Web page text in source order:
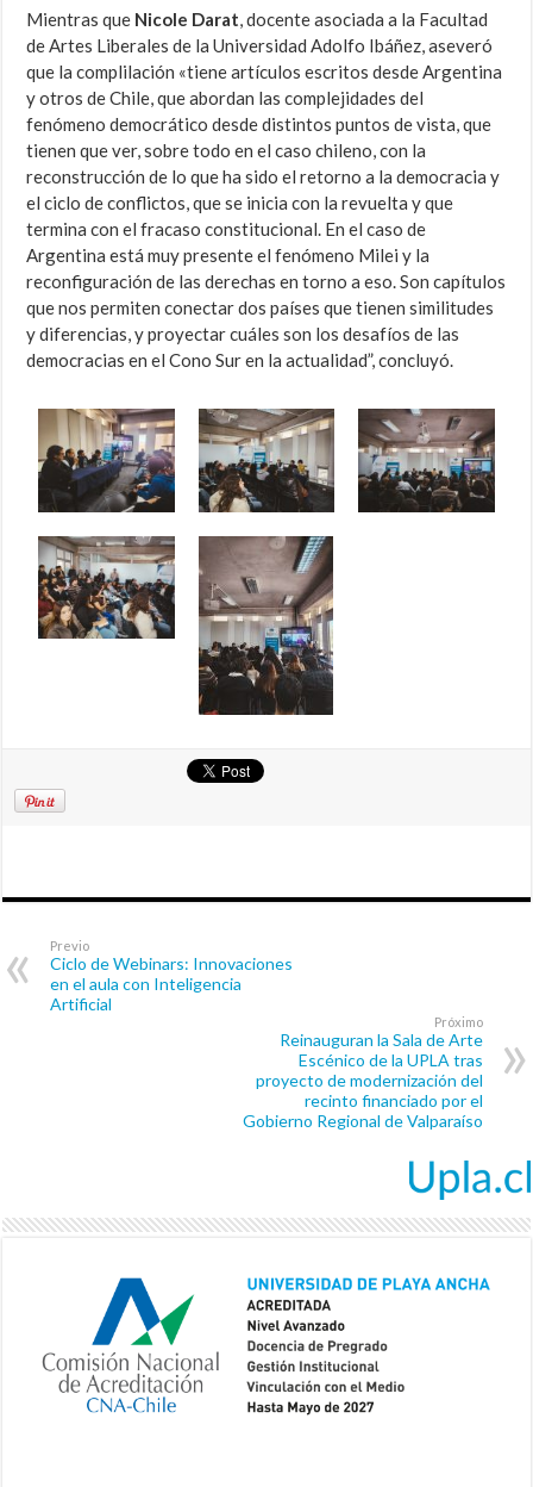
Mientras que Nicole Darat, docente asociada a la Facultad
de Artes Liberales de la Universidad Adolfo Ibáñez,aseveró
que la complilación «tiene artículos escritos desde Argentina
y otros de Chile, que abordan las complejidades del
fenómeno democrático desde distintos puntos de vista, que
tienen que ver, sobre todo en el caso chileno, con la
reconstrucción de lo que ha sido el retorno a la democracia y
el ciclo de conflictos, que se inicia con la revuelta y que
termina con el fracaso constitucional. En el caso de
Argentina está muy presente el fenómeno Milei y la
reconfiguración de las derechas en torno a eso. Son capítulos
que nos permiten conectar dos países que tienen similitudes
y diferencias, y proyectar cuáles son los desafíos de las
democracias en el Cono Sur en la actualidad”, concluyó.
Previo
Ciclo de Webinars: Innovaciones
en el aula con Inteligencia
Artificial
Próximo
Reinauguran la Sala de Arte
Escénico de la UPLA tras
proyecto de modernización del
recinto financiado por el
Gobierno Regional de Valparaíso